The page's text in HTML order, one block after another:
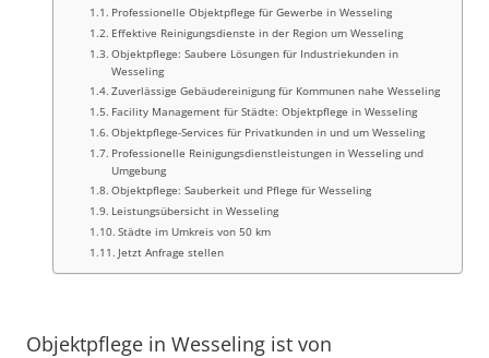
Professionelle Objektpflege für Gewerbe in Wesseling
Effektive Reinigungsdienste in der Region um Wesseling
Objektpflege: Saubere Lösungen für Industriekunden in
Wesseling
Zuverlässige Gebäudereinigung für Kommunen nahe Wesseling
Facility Management für Städte: Objektpflege in Wesseling
Objektpflege-Services für Privatkunden in und um Wesseling
Professionelle Reinigungsdienstleistungen in Wesseling und
Umgebung
Objektpflege: Sauberkeit und Pflege für Wesseling
Leistungsübersicht in Wesseling
Städte im Umkreis von 50 km
Jetzt Anfrage stellen
Objektpflege in Wesseling ist von